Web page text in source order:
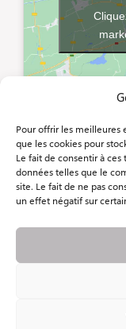
Pour offrir les meilleures
que les cookies pour
Le fait de consentir à
données telles que le
site. Le fait de ne pas
un effet négatif sur